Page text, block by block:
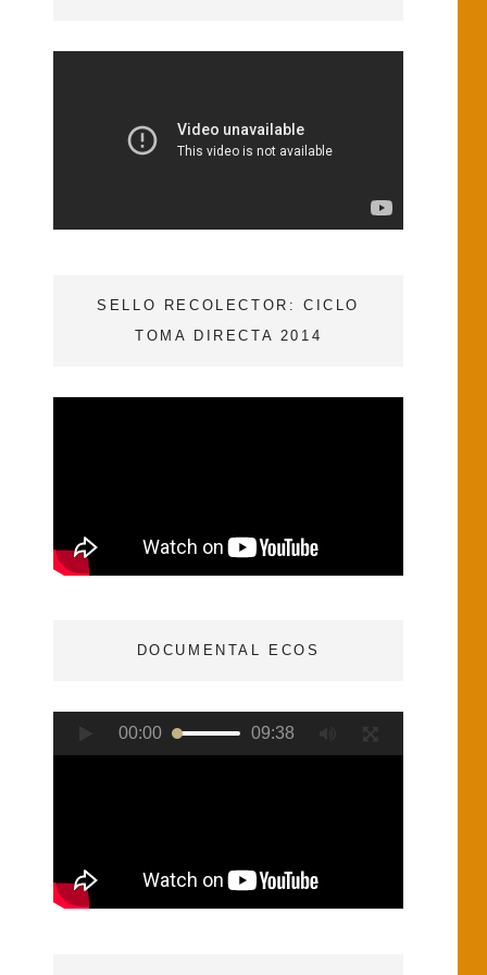
SELLO RECOLECTOR: CICLO
TOMA DIRECTA 2014
DOCUMENTAL ECOS
Reproductor
00:00 09:38